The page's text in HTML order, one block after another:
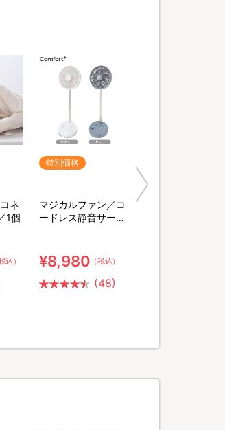
ネ
1個
込）
特別価格
マジカルファン／コ
ードレス静音サーキ
¥8,980 （税込）
(48)